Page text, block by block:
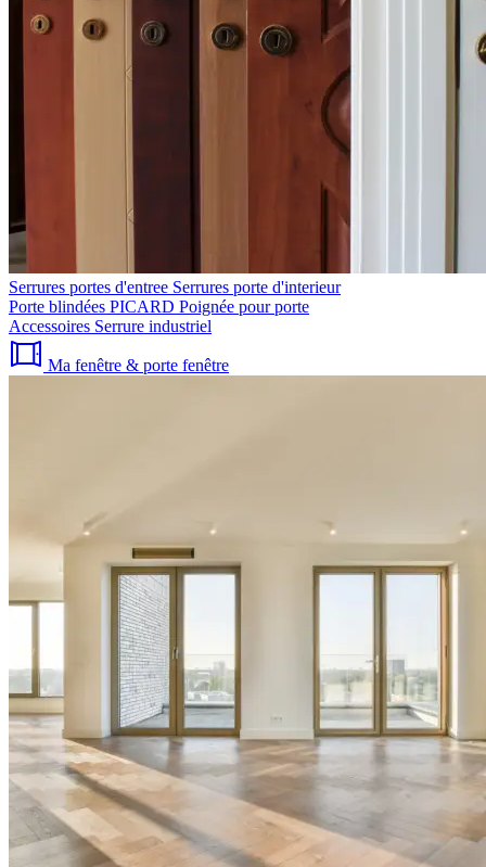
Serrures portes d'entree Serrures porte d'interieur
Porte blindées PICARD Poignée pour porte
Accessoires Serrure industriel
Ma fenêtre & porte fenêtre